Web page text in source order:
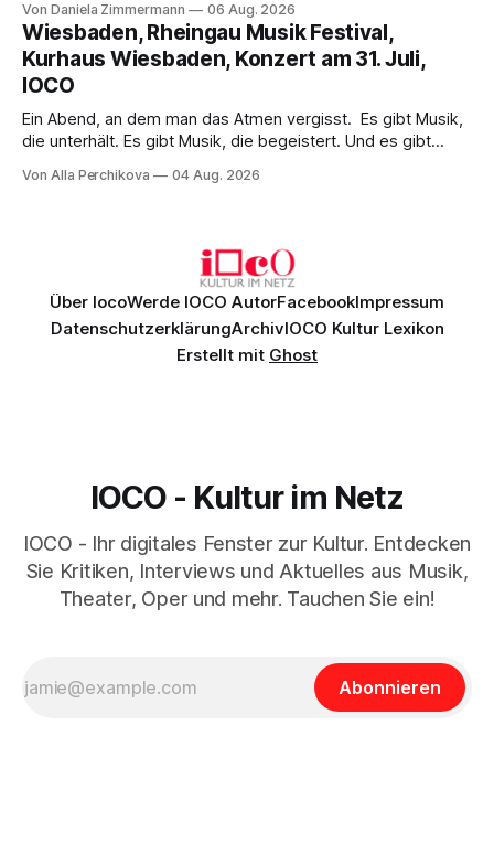
psychologische Tiefe mit starken Bildern, getragen von
einem spielfreudigen Ensemble und einer musikalisch
überzeugenden Gesamtleistung.
Von Daniela Zimmermann 06 Aug. 2026
Wiesbaden, Rheingau Musik Festival,
Kurhaus Wiesbaden, Konzert am 31. Juli,
IOCO
Ein Abend, an dem man das Atmen vergisst. Es gibt Musik,
die unterhält. Es gibt Musik, die begeistert. Und es gibt
Genau so war der Abend im Kurhaus Wiesbaden, an dem
Von Alla Perchikova 04 Aug. 2026
Über IocoWerde IOCO AutorFacebookImpressum
DatenschutzerklärungArchivIOCO Kultur Lexikon
Erstellt mit Ghost
IOCO - Kultur im Netz
IOCO - Ihr digitales Fenster zur Kultur. Entdecken
Sie Kritiken, Interviews und Aktuelles aus Musik,
Theater, Oper und mehr. Tauchen Sie ein!
Abonnieren